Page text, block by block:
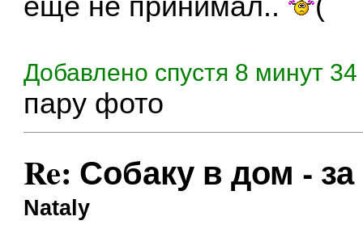
еще не принимал..
(
Добавлено спустя 8 минут
пару фото
Re: Собаку в дом -
Nataly